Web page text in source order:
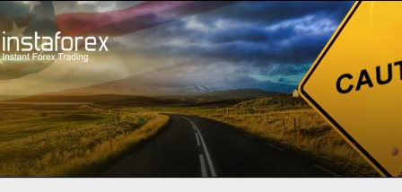
For Traders Forex Analytics
InstaForex TV
Forex TV News